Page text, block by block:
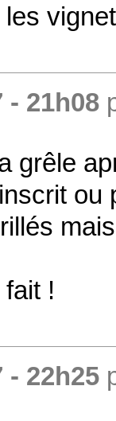
- 21h08
grêle
ou
!
- 22h25